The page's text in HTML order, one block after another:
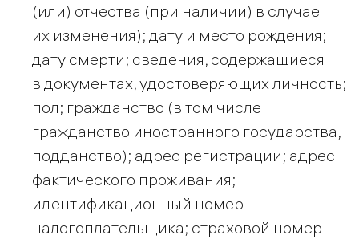
(или) отчества (при наличии) в случае
их изменения); дату и место рождения;
дату смерти; сведения, содержащиеся
в документах, удостоверяющих личность;
пол; гражданство (в том числе
гражданство иностранного государства,
подданство); адрес регистрации; адрес
фактического проживания;
идентификационный номер
налогоплательщика; страховой номер